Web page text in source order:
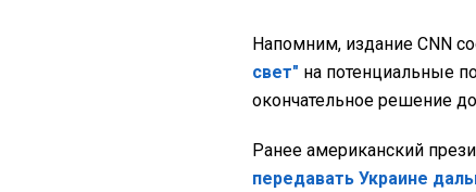
Напомним, издание CNN
свет" на потенциальные
окончательное решение
Ранее американский
передавать Украине